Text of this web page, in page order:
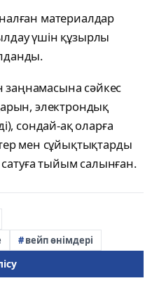
материалдар
үшін құзырлы
заңнамасына сәйкес
электрондық
сондай-ақ оларға
мен сұйықтықтарды
сатуға тыйым салынған.
вейп өнімдері